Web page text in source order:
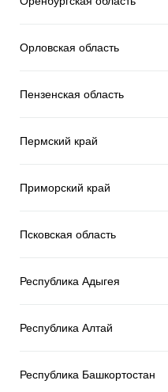
Орловская область
Пензенская область
Пермский край
Приморский край
Псковская область
Республика Адыгея
Республика Алтай
Республика Башкортостан